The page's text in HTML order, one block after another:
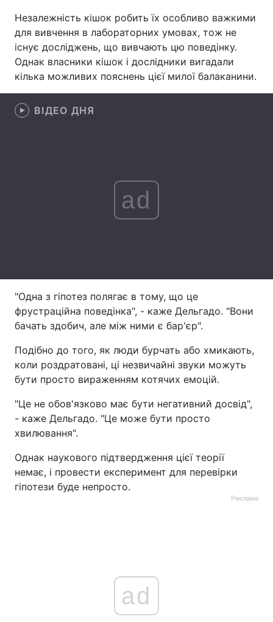
Зброя Інциденти
Здоров'я Туризм
Цікавинки Погода
Думки
Вакансії
Тема оформлення
Незалежність кішок робить їх особливо важкими
для вивчення в лабораторних умовах, тож не
існує досліджень, що вивчають цю поведінку.
Однак власники кішок і дослідники вигадали
кілька можливих пояснень цієї милої балаканини.
ВІДЕО ДНЯ
ad
"Одна з гіпотез полягає в тому, що це
фрустраційна поведінка", - каже Дельгадо. "Вони
бачать здобич, але між ними є бар'єр".
Подібно до того, як люди бурчать або хмикають,
коли роздратовані, ці незвичайні звуки можуть
бути просто вираженням котячих емоцій.
"Це не обов'язково має бути негативний досвід",
- каже Дельгадо. "Це може бути просто
хвилювання".
Однак наукового підтвердження цієї теорії
немає, і провести експеримент для перевірки
гіпотези буде непросто.
Реклама
ad